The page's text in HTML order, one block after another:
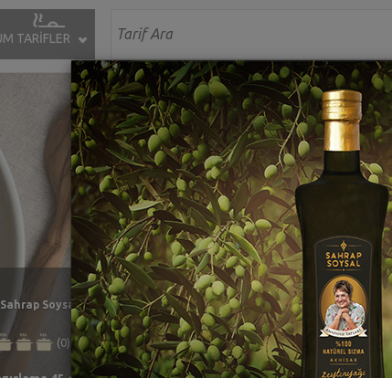
TARİFLER
Semizotlu Ekşili Mercimek
Enfes bir tarif! Semizotu, mercimek,
bir arada. Adeta bir protein deposu.
Sahrap Soysal
2 saat